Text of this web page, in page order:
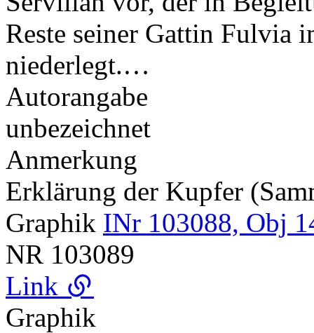
Reste seiner Gattin Fulvia
niederlegt.…
Autorangabe
unbezeichnet
Anmerkung
Erklärung der Kupfer
Graphik INr 103088, Obj
NR 103089
Link
Graphik